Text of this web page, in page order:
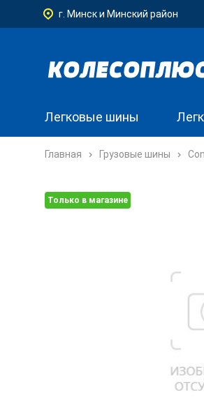
г. Минск и Минский район
Легковые шины
Главная Грузовые шины
Только в магазине